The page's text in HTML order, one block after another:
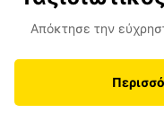
Απόκτησε την